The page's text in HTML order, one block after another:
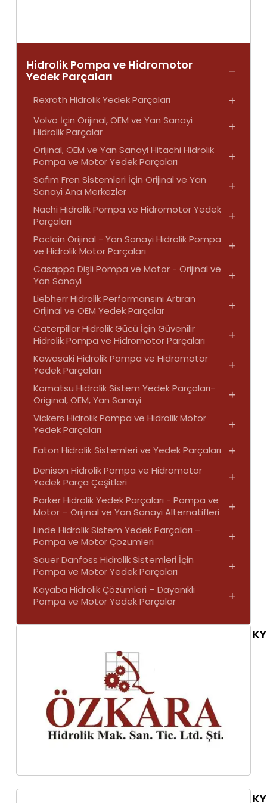
Hidrolik Pompa ve Hidromotor
Yedek Parçaları
−
Rexroth Hidrolik Yedek Parçaları +
Volvo İçin Orijinal, OEM ve Yan Sanayi
Hidrolik Parçalar
+
Orijinal, OEM ve Yan Sanayi Hitachi Hidrolik
Pompa ve Motor Yedek Parçaları
+
Safim Fren Sistemleri İçin Orijinal ve Yan
Sanayi Ana Merkezler
+
Nachi Hidrolik Pompa ve Hidromotor Yedek
Parçaları
+
Poclain Orijinal - Yan Sanayi Hidrolik Pompa
ve Hidrolik Motor Parçaları
+
Casappa Dişli Pompa ve Motor - Orijinal ve
Yan Sanayi
+
Liebherr Hidrolik Performansını Artıran
Orijinal ve OEM Yedek Parçalar
+
Caterpillar Hidrolik Gücü İçin Güvenilir
Hidrolik Pompa ve Hidromotor Parçaları
+
Kawasaki Hidrolik Pompa ve Hidromotor
Yedek Parçaları
+
Komatsu Hidrolik Sistem Yedek Parçaları-
Original, OEM, Yan Sanayi
+
Vickers Hidrolik Pompa ve Hidrolik Motor
Yedek Parçaları
+
Eaton Hidrolik Sistemleri ve Yedek Parçaları +
Denison Hidrolik Pompa ve Hidromotor
Yedek Parça Çeşitleri
+
Parker Hidrolik Yedek Parçaları - Pompa ve
Motor – Orijinal ve Yan Sanayi Alternatifleri
+
Linde Hidrolik Sistem Yedek Parçaları –
Pompa ve Motor Çözümleri
+
Sauer Danfoss Hidrolik Sistemleri İçin
Pompa ve Motor Yedek Parçaları
+
Kayaba Hidrolik Çözümleri – Dayanıklı
Pompa ve Motor Yedek Parçalar
+